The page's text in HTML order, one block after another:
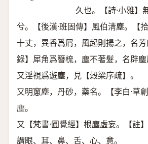
久也。【詩·小雅】
兮。【後漢·班固傳】風伯淸塵。【
十丈，異香爲屑，風起則揚之，名
錄】犀角爲簪梳，塵不著髮，名辟塵
又淫視爲遊塵，見【穀梁序疏】。
又明窻塵，丹砂，藥名。【李白·草
塵。
又【梵書·圓覺經】根塵虛妄。【註
謂眼、耳、鼻、舌、心、意。